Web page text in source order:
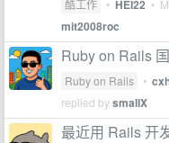
酷工作 • HEI22 •
mit2008roc
Ruby on Rails
Ruby on Rails •
replied bysmallX
最近用 Rails 开